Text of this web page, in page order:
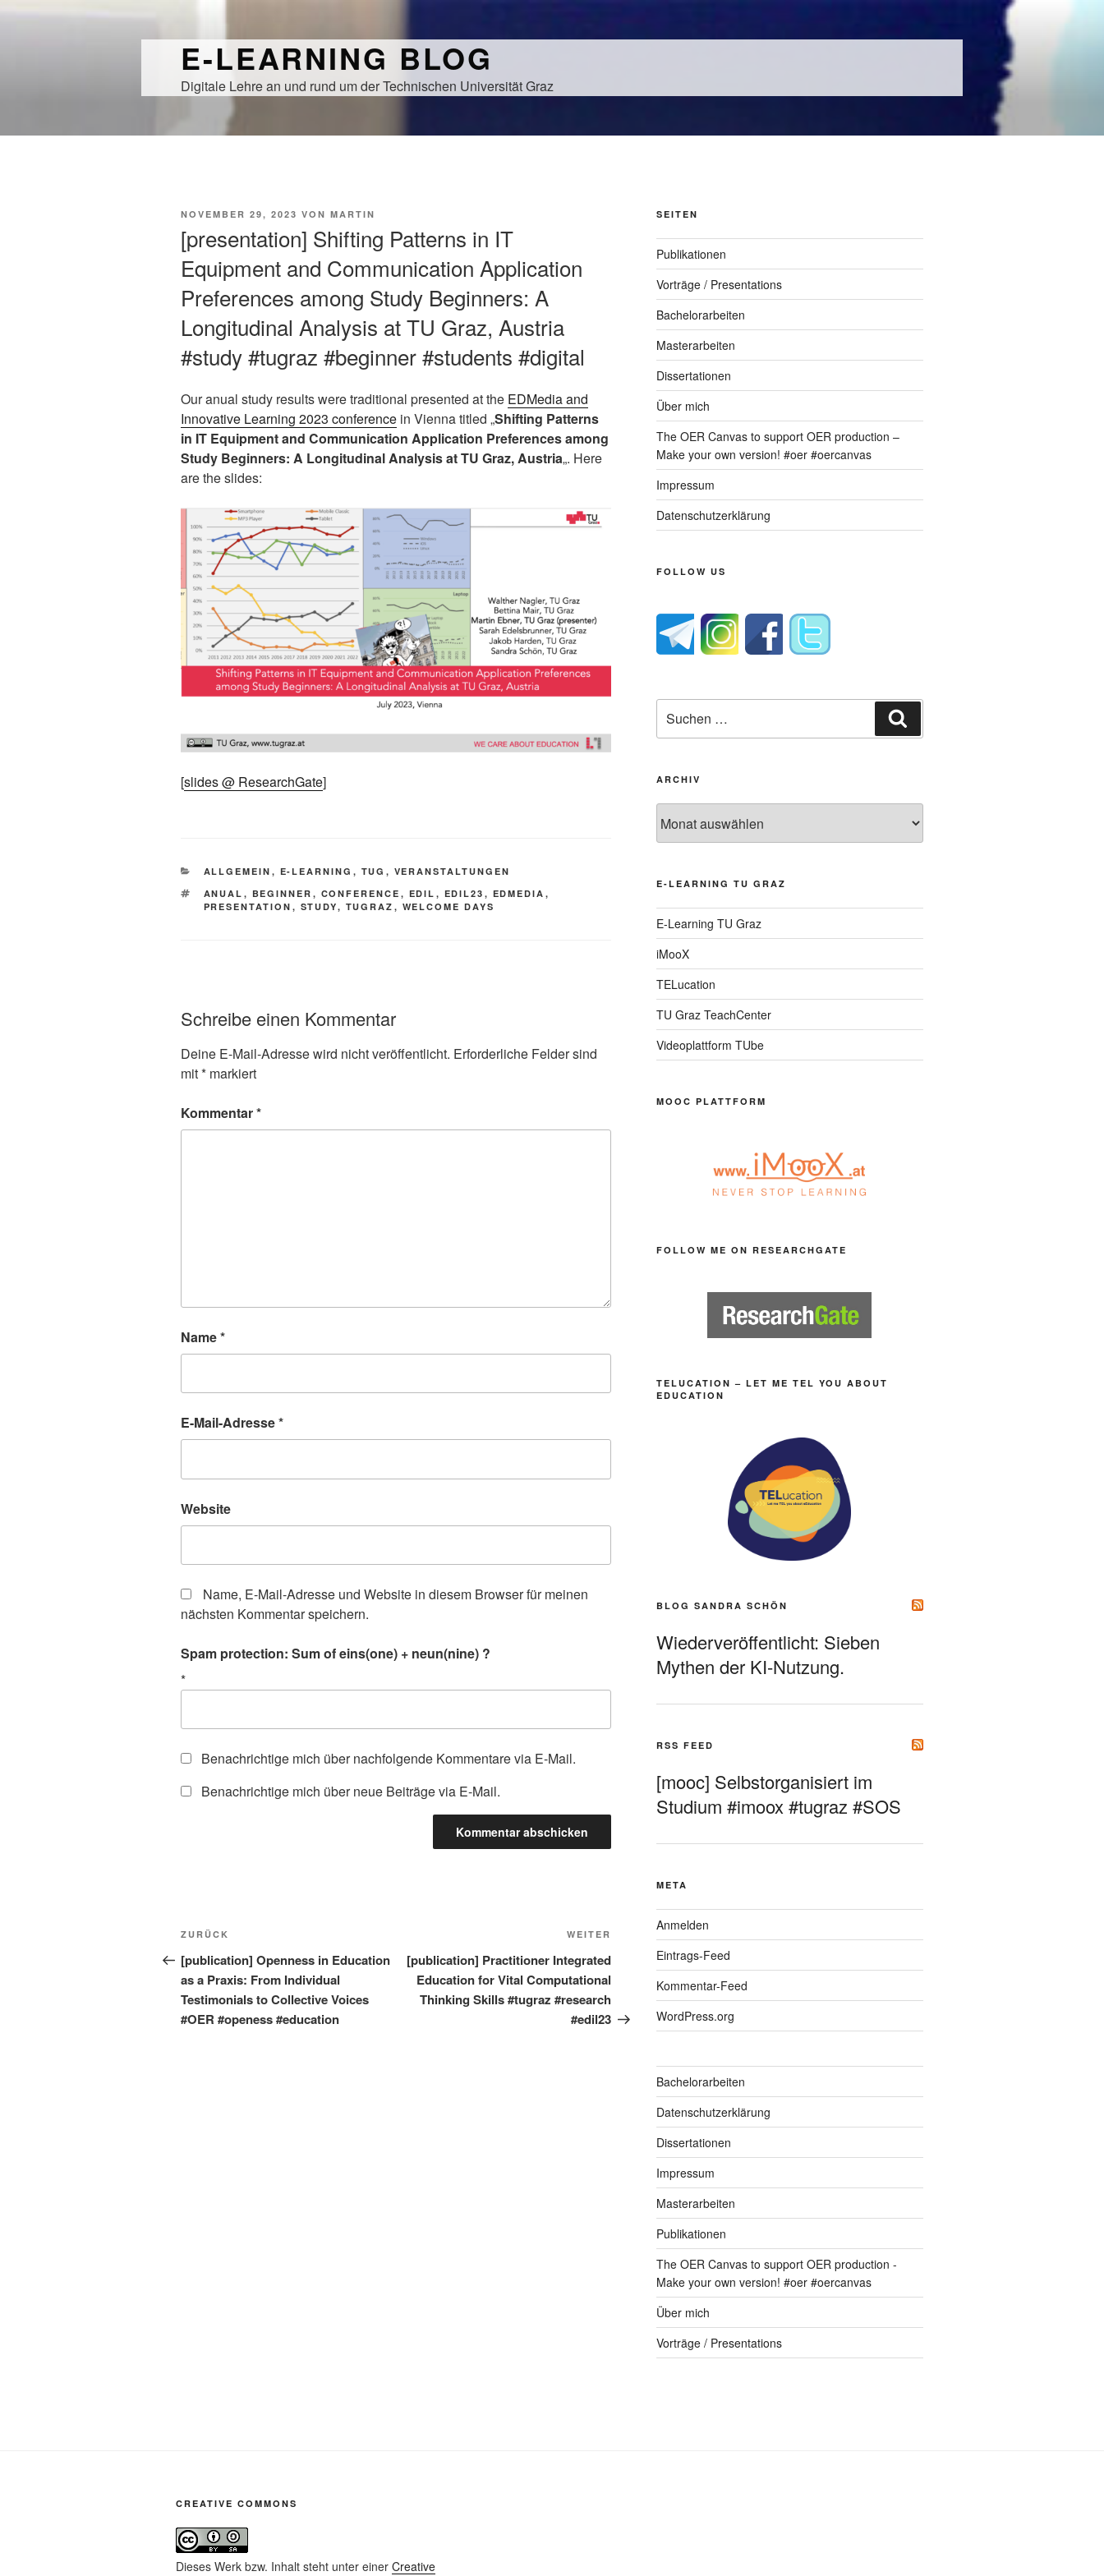
E-LEARNING BLOG
Digitale Lehre an und rund um der Technischen Universität Graz
VERÖFFENTLICHT
NOVEMBER 29, 2023 VON MARTIN
[presentation] Shifting Patterns in IT
Equipment and Communication Application
Preferences among Study Beginners: A
Longitudinal Analysis at TU Graz, Austria
#study #tugraz #beginner #students #digital
Our anual study results were traditional presented at the EDMedia and
Innovative Learning 2023 conference in Vienna titled „Shifting Patterns
in IT Equipment and Communication Application Preferences among
Study Beginners: A Longitudinal Analysis at TU Graz, Austria„. Here
are the slides:
[slides @ ResearchGate]
KATEGORIEN
ALLGEMEIN , E-LEARNING , TUG , VERANSTALTUNGEN
SCHLAGWÖRTER
ANUAL , BEGINNER , CONFERENCE , EDIL , EDIL23 , EDMEDIA ,
PRESENTATION , STUDY, TUGRAZ , WELCOME DAYS
Schreibe einen Kommentar
Deine E-Mail-Adresse wird nicht veröffentlicht. Erforderliche Felder sind
mit* markiert
Kommentar*
Name*
E-Mail-Adresse*
Website
Name, E-Mail-Adresse und Website in diesem Browser für meinen
nächsten Kommentar speichern.
Spam protection: Sum of eins(one) + neun(nine) ?
*
Benachrichtige mich über nachfolgende Kommentare via E-Mail.
Benachrichtige mich über neue Beiträge via E-Mail.
Beitragsnavigation
Vorheriger
Beitrag
ZURÜCK
[publication] Openness in Education
as a Praxis: From Individual
Testimonials to Collective Voices
#OER #openess #education
Nächster
Beitrag
WEITER
[publication] Practitioner Integrated
Education for Vital Computational
Thinking Skills #tugraz #research
#edil23
SEITEN
Publikationen
Vorträge / Presentations
Bachelorarbeiten
Masterarbeiten
Dissertationen
Über mich
The OER Canvas to support OER production –
Make your own version! #oer #oercanvas
Impressum
Datenschutzerklärung
FOLLOW US
nach:
ARCHIV
E-LEARNING TU GRAZ
E-Learning TU Graz
iMooX
TELucation
TU Graz TeachCenter
Videoplattform TUbe
MOOC PLATTFORM
FOLLOW ME ON RESEARCHGATE
TELUCATION – LET ME TEL YOU ABOUT
EDUCATION
BLOG SANDRA SCHÖN
Wiederveröffentlicht: Sieben
Mythen der KI-Nutzung.
RSS FEED
[mooc] Selbstorganisiert im
Studium #imoox #tugraz #SOS
META
Anmelden
Eintrags-Feed
Kommentar-Feed
WordPress.org
Bachelorarbeiten
Datenschutzerklärung
Dissertationen
Impressum
Masterarbeiten
Publikationen
The OER Canvas to support OER production -
Make your own version! #oer #oercanvas
Über mich
Vorträge / Presentations
CREATIVE COMMONS
Dieses Werk bzw. Inhalt steht unter einer Creative